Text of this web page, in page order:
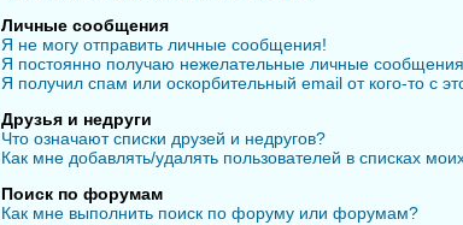
Личные сообщения
Я не могу отправить личные сообщения!
Я постоянно получаю нежелательные личные
Я получил спам или оскорбительный email от кого-то с
Друзья и недруги
Что означают списки друзей и недругов?
Как мне добавлять/удалять пользователей в списках
Поиск по форумам
Как мне выполнить поиск по форуму или форумам?